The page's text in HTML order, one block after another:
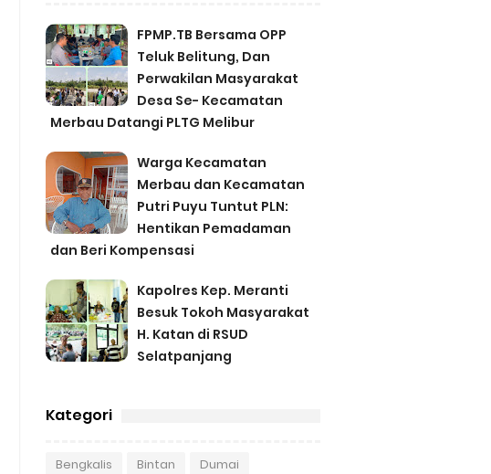
FPMP.TB Bersama OPP
Teluk Belitung, Dan
Perwakilan Masyarakat
Desa Se- Kecamatan
Merbau Datangi PLTG Melibur
Warga Kecamatan
Merbau dan Kecamatan
Putri Puyu Tuntut PLN:
Hentikan Pemadaman
dan Beri Kompensasi
Kapolres Kep. Meranti
Besuk Tokoh Masyarakat
H. Katan di RSUD
Selatpanjang
Kategori
Bengkalis Bintan
Dumai